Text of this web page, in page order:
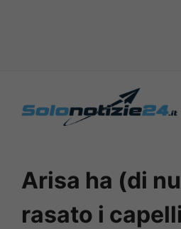
Arisa ha (di
rasato i